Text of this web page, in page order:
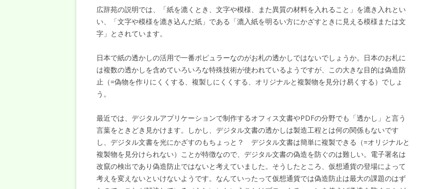
広辞苑の説明では、「紙を漉くとき、文字や模様、また異質の材料を入れること」を漉き入れとい
い、「文字や模様を漉き込んだ紙」である「漉入紙を明るい方にかざすときに見える模様または文
字」とされています。
日本で紙の透かしの活用で一番ポピュラーなのがお札の透かしではないでしょうか。日本のお札に
は複数の透かしを含めていろいろな特殊技術が使われているようですが、この大きな目的は偽造防
止（=偽物を作りにくくする、複製しにくくする、オリジナルと複製物を見分け易くする）でしょ
う。
最近では、デジタルアプリケーションで制作するオフィス文書やPDFの分野でも「透かし」と言う
言葉をときどき見かけます。しかし、デジタル文書の透かしは製造工程とは何の関係もないです
し、デジタル文書を光にかざすのもちょっと？ デジタル文書は簡単に複製できる（=オリジナルと
複製物を見分けられない）ことが特徴なので、デジタル文書の偽造を防ぐのは難しい。電子署名は
改竄の検出であり偽造防止ではないと考えていました。そうしたところ、仮想通貨の登場によって
考えを変えないといけないようです。なんていったって仮想通貨では偽造防止は最大の課題のはず